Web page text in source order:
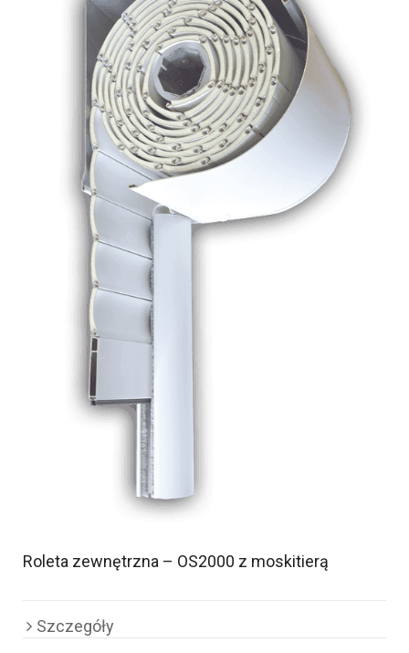
Roleta zewnętrzna – OS2000 z moskitierą
Szczegóły